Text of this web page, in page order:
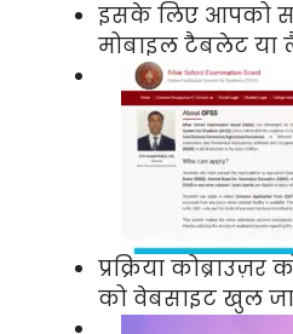
इसके लिए आपको
मोबाइल टैबलेट या
प्रक्रिया
को वेबसाइट खुल